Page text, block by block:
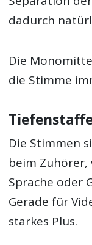
dadurch
Die
die Stimme
Die Stimmen
beim Zuhörer,
Sprache oder
Gerade für
starkes Plus.